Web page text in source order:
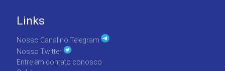
Links
Nosso Canal no Telegram
Nosso Twitter
Entre em contato conosco